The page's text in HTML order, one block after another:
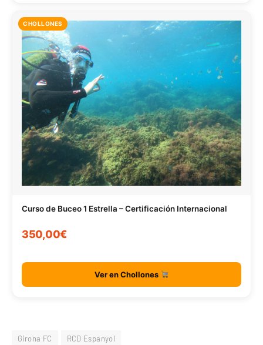
CHOLLONES
Curso de Buceo 1 Estrella – Certificación Internacional
350,00€
Ver en Chollones
Girona FC RCD Espanyol